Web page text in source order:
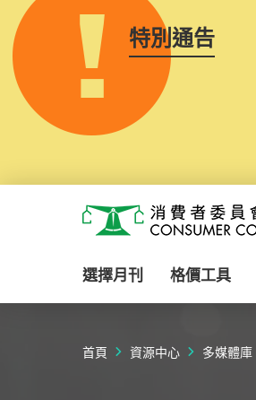
特別通告
消費者委員會
選擇月刊 格價工具
首頁 資源中心 多媒體庫